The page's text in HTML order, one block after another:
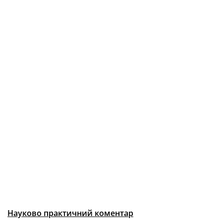
Науково практичний коментар